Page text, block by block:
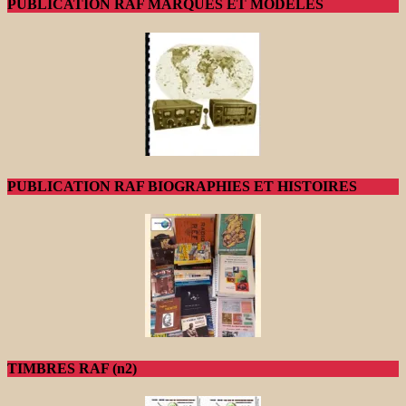
PUBLICATION RAF MARQUES ET MODELES
PUBLICATION RAF BIOGRAPHIES ET HISTOIRES
TIMBRES RAF (n2)